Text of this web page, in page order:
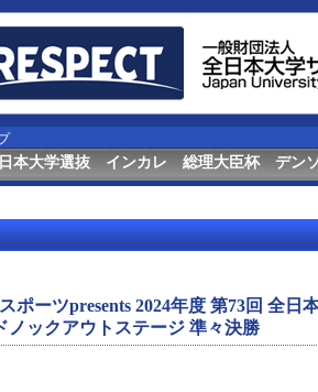
本大学選抜 インカレ 総理大臣杯 デン
ポーツpresents 2024年度 第73回 全日
ノックアウトステージ 準々決勝